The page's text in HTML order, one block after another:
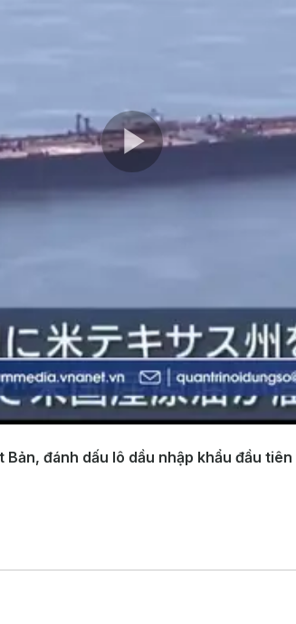
Play
đánh dấu lô dầu nhập khẩu đầu